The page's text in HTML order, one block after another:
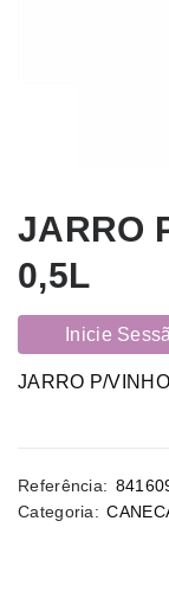
JARRO
0,5L
Inicie
JARRO P/
Referência:
Categoria: